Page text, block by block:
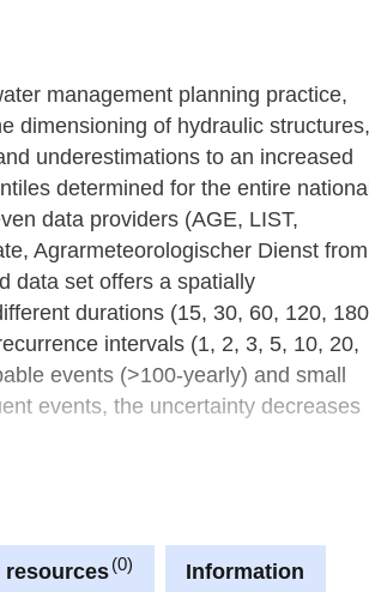
management planning practice,
dimensioning of hydraulic structures,
underestimations to an increased
determined for the entire
data providers (AGE, LIST,
Agrarmeteorologischer Dienst from
data set offers a spatially
durations (15, 30, 60, 120,
intervals (1, 2, 3, 5, 10, 20,
events (>100-yearly) and small
events, the uncertainty decreases
extreme values in the regions
resources 0 Information